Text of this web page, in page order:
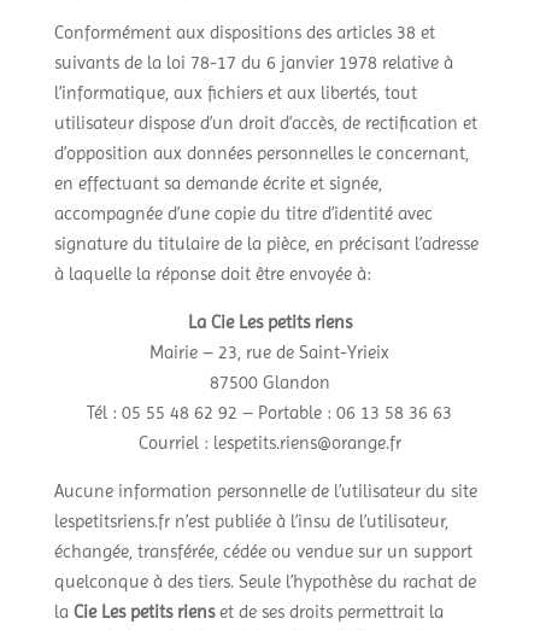
Conformément aux dispositions des articles 38 et
suivants de la loi 78-17 du 6 janvier 1978 relative à
l’informatique, aux fichiers et aux libertés, tout
utilisateur dispose d’un droit d’accès, de rectification et
d’opposition aux données personnelles le concernant,
en effectuant sa demande écrite et signée,
accompagnée d’une copie du titre d’identité avec
signature du titulaire de la pièce, en précisant l’adresse
à laquelle la réponse doit être envoyée à:
La Cie Les petits riens
Mairie – 23, rue de Saint-Yrieix
87500 Glandon
Tél : 05 55 48 62 92 – Portable : 06 13 58 36 63
Courriel : lespetits.riens@orange.fr
Aucune information personnelle de l’utilisateur du site
lespetitsriens.fr n’est publiée à l’insu de l’utilisateur,
échangée, transférée, cédée ou vendue sur un support
quelconque à des tiers. Seule l’hypothèse du rachat de
la Cie Les petits rienset de ses droits permettrait la